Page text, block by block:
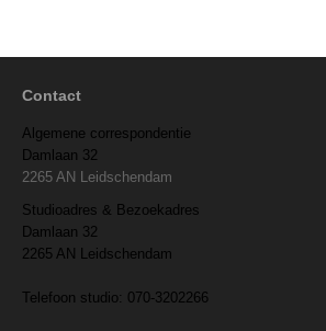
Contact
Algemene correspondentie
Damlaan 32
2265 AN Leidschendam
Studioadres & Bezoekadres
Damlaan 32
2265 AN Leidschendam
Telefoon studio: 070-3202266